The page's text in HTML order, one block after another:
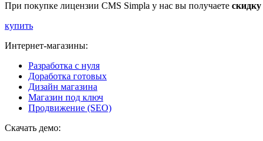
При покупке лицензии CMS Simpla у нас вы получаете скидку
купить
Интернет-магазины:
Разработка с нуля
Доработка готовых
Дизайн магазина
Магазин под ключ
Продвижение (SEO)
Скачать демо: